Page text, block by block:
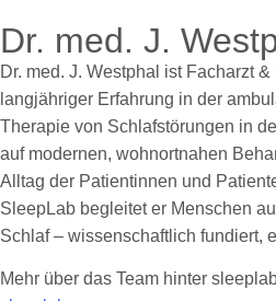
Dr. med. J.
Dr. med. J. Westphal ist Facharzt
langjähriger Erfahrung in der
Therapie von Schlafstörungen in
auf modernen, wohnortnahen
Alltag der Patientinnen und
SleepLab begleitet er Menschen
Schlaf – wissenschaftlich fundiert,
Mehr über das Team hinter